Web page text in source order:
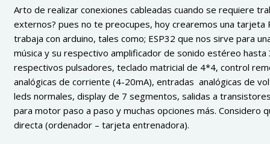
Arto de realizar conexiones cableadas cuando se requiere
externos? pues no te preocupes, hoy crearemos una
trabaja con arduino, tales como; ESP32 que nos sirve para
música y su respectivo amplificador de sonido estéreo
respectivos pulsadores, teclado matricial de 4*4, control
analógicas de corriente (4-20mA), entradas analógicas de
leds normales, display de 7 segmentos, salidas a
para motor paso a paso y muchas opciones más.
directa (ordenador – tarjeta entrenadora).